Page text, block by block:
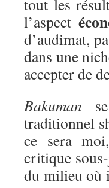
tout les
l’aspect
d’audimat,
dans une
accepter de
Bakuman
traditionnel
ce sera
critique
du milieu où